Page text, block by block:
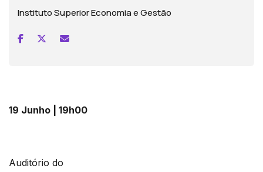
Instituto Superior Economia e Gestão
19 Junho | 19h00
Auditório do